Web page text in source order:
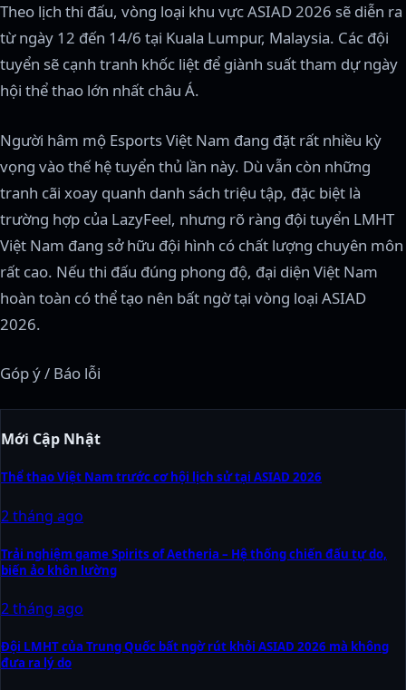
Theo lịch thi đấu, vòng loại khu vực ASIAD 2026 sẽ diễn ra
từ ngày 12 đến 14/6 tại Kuala Lumpur, Malaysia. Các đội
tuyển sẽ cạnh tranh khốc liệt để giành suất tham dự ngày
hội thể thao lớn nhất châu Á.
Người hâm mộ Esports Việt Nam đang đặt rất nhiều kỳ
vọng vào thế hệ tuyển thủ lần này. Dù vẫn còn những
tranh cãi xoay quanh danh sách triệu tập, đặc biệt là
trường hợp của LazyFeel, nhưng rõ ràng đội tuyển LMHT
Việt Nam đang sở hữu đội hình có chất lượng chuyên môn
rất cao. Nếu thi đấu đúng phong độ, đại diện Việt Nam
hoàn toàn có thể tạo nên bất ngờ tại vòng loại ASIAD
2026.
Góp ý / Báo lỗi
Mới Cập Nhật
Thể thao Việt Nam trước cơ hội lịch sử tại ASIAD 2026
2 tháng ago
Trải nghiệm game Spirits of Aetheria – Hệ thống chiến đấu tự do,
biến ảo khôn lường
2 tháng ago
Đội LMHT của Trung Quốc bất ngờ rút khỏi ASIAD 2026 mà không
đưa ra lý do